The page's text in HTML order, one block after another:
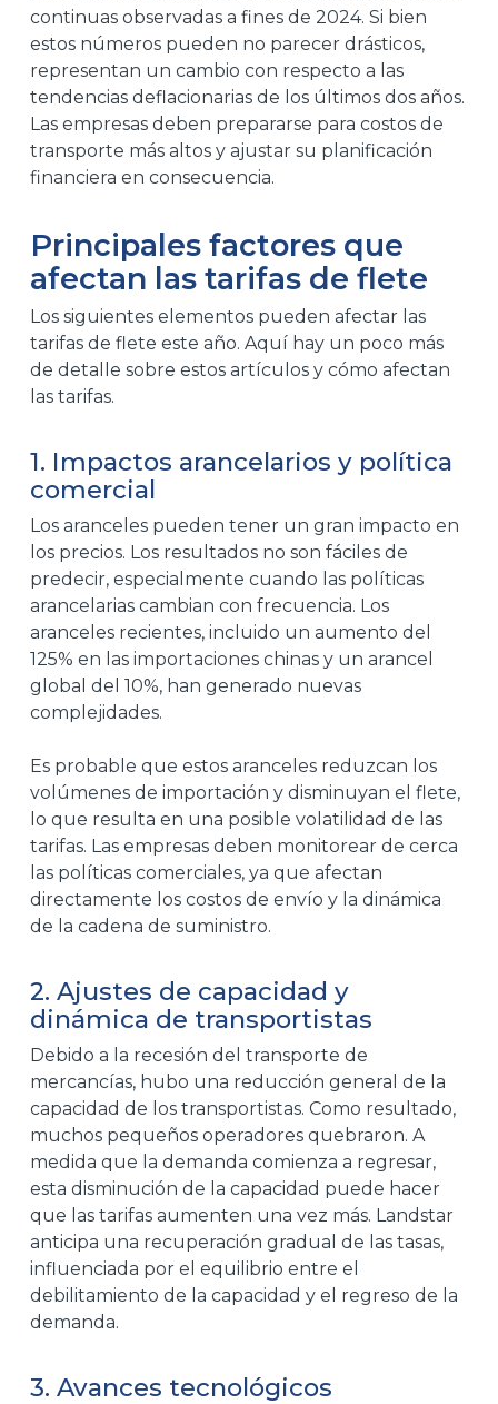
continuas observadas a fines de 2024. Si bien
estos números pueden no parecer drásticos,
representan un cambio con respecto a las
tendencias deflacionarias de los últimos dos años.
Las empresas deben prepararse para costos de
transporte más altos y ajustar su planificación
financiera en consecuencia.
Principales factores que
afectan las tarifas de flete
Los siguientes elementos pueden afectar las
tarifas de flete este año. Aquí hay un poco más
de detalle sobre estos artículos y cómo afectan
las tarifas.
1. Impactos arancelarios y política
comercial
Los aranceles pueden tener un gran impacto en
los precios. Los resultados no son fáciles de
predecir, especialmente cuando las políticas
arancelarias cambian con frecuencia. Los
aranceles recientes, incluido un aumento del
125% en las importaciones chinas y un arancel
global del 10%, han generado nuevas
complejidades.
Es probable que estos aranceles reduzcan los
volúmenes de importación y disminuyan el flete,
lo que resulta en una posible volatilidad de las
tarifas. Las empresas deben monitorear de cerca
las políticas comerciales, ya que afectan
directamente los costos de envío y la dinámica
de la cadena de suministro.
2. Ajustes de capacidad y
dinámica de transportistas
Debido a la recesión del transporte de
mercancías, hubo una reducción general de la
capacidad de los transportistas. Como resultado,
muchos pequeños operadores quebraron. A
medida que la demanda comienza a regresar,
esta disminución de la capacidad puede hacer
que las tarifas aumenten una vez más. Landstar
anticipa una recuperación gradual de las tasas,
influenciada por el equilibrio entre el
debilitamiento de la capacidad y el regreso de la
demanda.
3. Avances tecnológicos